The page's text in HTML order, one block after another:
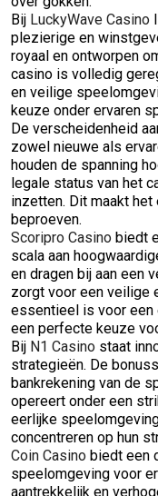
Bij LuckyWave Casino
plezierige en
royaal en ontworpen
casino is volledig
en veilige
keuze onder ervaren
De verscheidenheid
zowel nieuwe als
houden de spanning
legale status van het
inzetten. Dit maakt
beproeven.
Scoripro Casino biedt
scala aan
en dragen bij aan een
zorgt voor een veilige
essentieel is voor een
een perfecte keuze
Bij N1 Casino staat
strategieën. De
bankrekening van de
opereert onder een
eerlijke
concentreren op hun
Coin Casino biedt een
speelomgeving voor
aantrekkelijk en